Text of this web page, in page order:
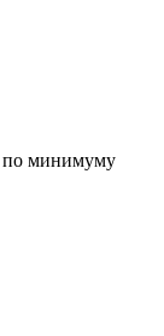
по минимуму